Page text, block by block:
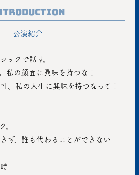
公演紹介
ックで話す。
私の顔面に興味を持つな！
、私の人生に興味を持つなって！
。
ず、誰も代わることができない